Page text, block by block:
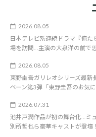
2026.08.05
日本テレビ系連続ドラマ『俺
場を訪問…主演の大泉洋の前で
2026.08.05
東野圭吾ガリレオシリーズ最新
ペーン第3弾「東野圭吾のお気
2026.07.31
池井戸潤作品が初の舞台化…ミ
別所哲也ら豪華キャストが登壇！